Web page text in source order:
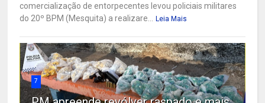
comercialização de entorpecentes levou policiais militares
do 20º BPM (Mesquita) a realizare...
Leia Mais
7